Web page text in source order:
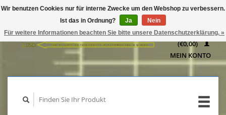
WARENKORB
(€0,00)
MEIN KONTO
Wir benutzen Cookies nur für interne Zwecke um den Webshop zu verbessern.
Ist das in Ordnung?
Ja
Nein
Für weitere Informationen beachten Sie bitte unsere Datenschutzerklärung. »